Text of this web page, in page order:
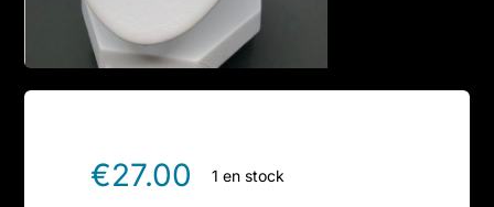
€27.00 1 en stock